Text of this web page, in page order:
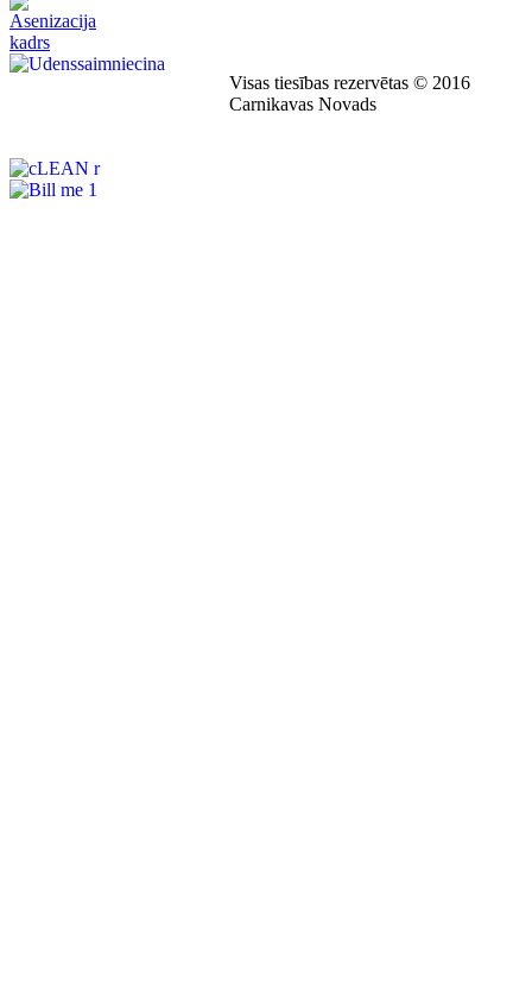
Visas tiesības rezervētas © 2016
Carnikavas Novads